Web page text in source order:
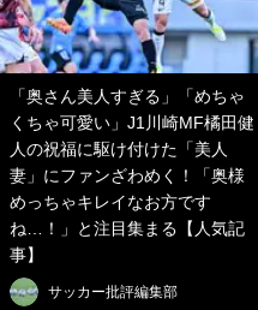
「奥さん美人すぎる」「めちゃ
くちゃ可愛い」J1川崎MF橘田健
人の祝福に駆け付けた「美人
妻」にファンざわめく！「奥様
めっちゃキレイなお方です
ね…！」と注目集まる【人気記
事】
サッカー批評編集部